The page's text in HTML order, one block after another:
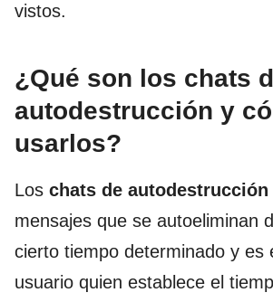
vistos.
¿Qué son los chats
autodestrucción y
usarlos?
Los chats de autodestrucción
mensajes que se autoeliminan
cierto tiempo determinado y es
usuario quien establece el